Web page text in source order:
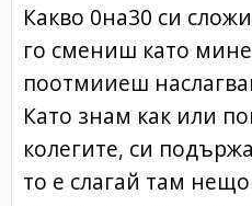
Какво 0на30 си
го смениш като
поотмииеш
Като знам как или
колегите, си
то е слагай там